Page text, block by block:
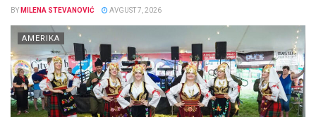
BY MILENA STEVANOVIĆ AVGUST 7, 2026
AMERIKA